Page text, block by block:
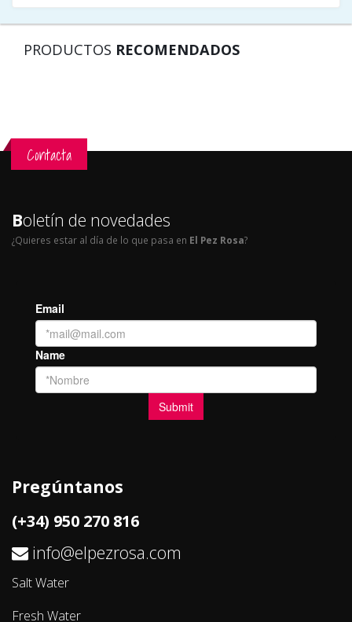
PRODUCTOS RECOMENDADOS
Contacta
Boletín de novedades
¿Quieres estar al día de lo que pasa en El Pez Rosa?
Pregúntanos
(+34) 950 270 816
info@elpezrosa.com
Salt Water
Fresh Water